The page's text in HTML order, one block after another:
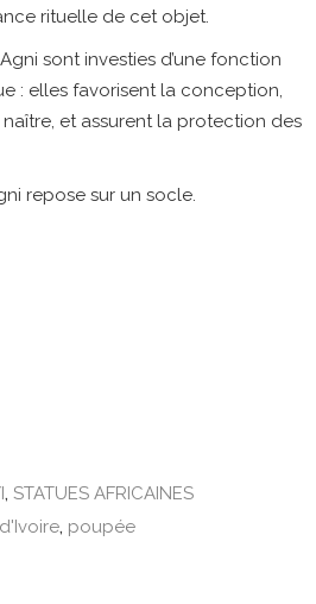
rituelle de cet objet.
sont investies d’une fonction
: elles favorisent la conception,
et assurent la protection des
repose sur un socle.
,STATUES AFRICAINES
, poupée